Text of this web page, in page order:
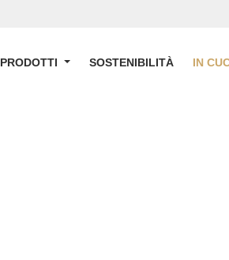
PRODOTTI SOSTENIBILITÀ IN